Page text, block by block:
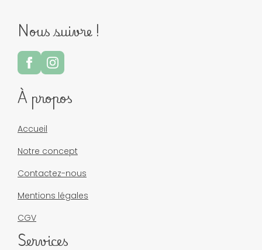
Nous suivre !
À propos
Accueil
Notre concept
Contactez-nous
Mentions légales
CGV
Services